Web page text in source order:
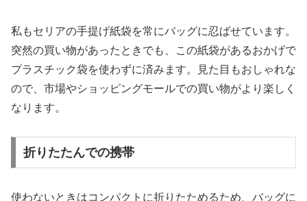
私もセリアの手提げ紙袋を常にバッグに忍ばせています。
突然の買い物があったときでも、この紙袋があるおかげで
プラスチック袋を使わずに済みます。見た目もおしゃれな
ので、市場やショッピングモールでの買い物がより楽しく
なります。
折りたたんでの携帯
使わないときはコンパクトに折りたためるため、バッグに